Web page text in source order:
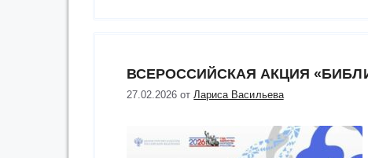
ВСЕРОССИЙСКАЯ АКЦИЯ
27.02.2026 отЛариса Васильева